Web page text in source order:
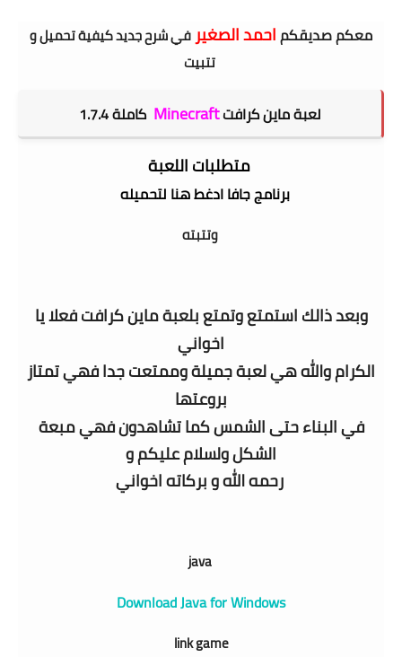
معكم صديقكماحمد الصغيرفي شرح جديد كيفية تحميل و
كاملة 1.7.4 Minecraftلعبة ماين كرافت
متطلبات اللعبة
برنامج جافا ادغط هنا لتحميله
وتتبته
وبعد ذالك استمتع وتمتع بلعبة ماين كرافت فعلا يا
اخواني
الكرام والله هي لعبة جميلة وممتعت جدا فهي تمتاز
بروعتها
في البناء حتى الشمس كما تشاهدون فهي مبعة
الشكل ولسلام عليكم و
رحمه الله و بركاته اخواني
java
Download Java for Windows
link game